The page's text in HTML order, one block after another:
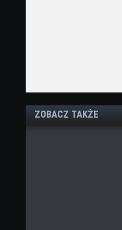
ZOBACZ TAKŻE